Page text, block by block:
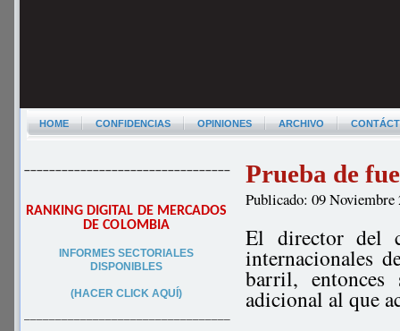
HOME CONFIDENCIAS OPINIONES ARCHIVO
–––––––––––––––––––––––––––––––––
RANKING DIGITAL DE MERCADOS
DE COLOMBIA
INFORMES SECTORIALES
DISPONIBLES
(HACER CLICK AQUÍ)
–––––––––––––––––––––––––––––––––
Prueba de
Publicado: 09 Noviembre
El director del
internacionales
barril, entonces
adicional al que